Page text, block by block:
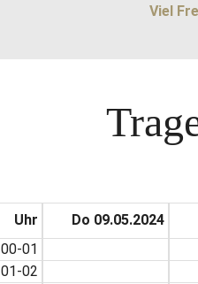
Viel
Uhr
00-01
01-02
Do 09.05.2024